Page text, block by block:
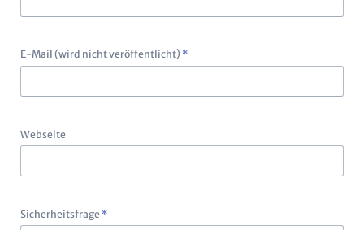
Pflichtfeld
E-Mail (wird nicht veröffentlicht) *
Webseite
Pflichtfeld
Sicherheitsfrage *